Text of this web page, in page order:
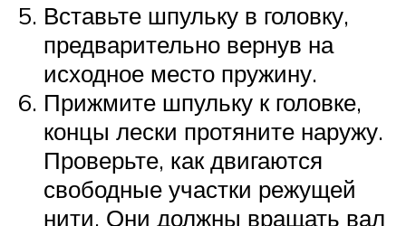
Вставьте шпульку в головку,
предварительно вернув на
исходное место пружину.
Прижмите шпульку к головке,
концы лески протяните наружу.
Проверьте, как двигаются
свободные участки режущей
нити. Они должны вращать вал